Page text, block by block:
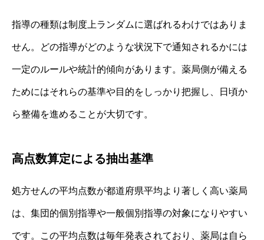
指導の種類は制度上ランダムに選ばれるわけではありま
せん。どの指導がどのような状況下で通知されるかには
一定のルールや統計的傾向があります。薬局側が備える
ためにはそれらの基準や目的をしっかり把握し、日頃か
ら整備を進めることが大切です。
高点数算定による抽出基準
処方せんの平均点数が都道府県平均より著しく高い薬局
は、集団的個別指導や一般個別指導の対象になりやすい
です。この平均点数は毎年発表されており、薬局は自ら